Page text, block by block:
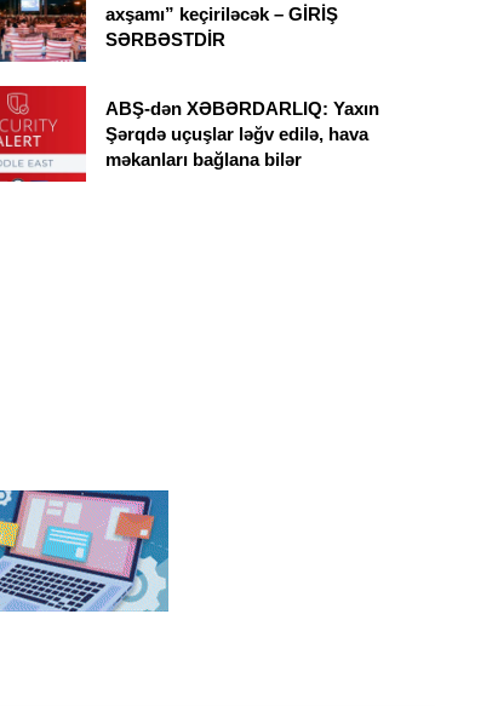
axşamı” keçiriləcək – GİRİŞ
SƏRBƏSTDİR
ABŞ-dən XƏBƏRDARLIQ: Yaxın
Şərqdə uçuşlar ləğv edilə, hava
məkanları bağlana bilər